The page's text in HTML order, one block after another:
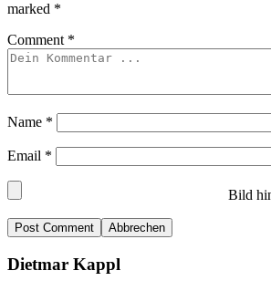
marked *
Comment *
Name *
Email *
Bild
Abbrechen
Dietmar Kappl